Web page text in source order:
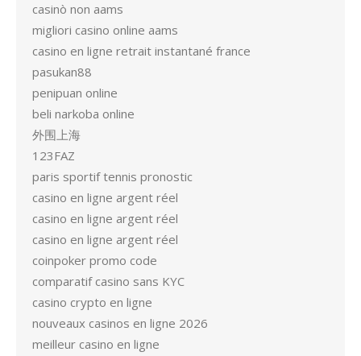
casinò non aams
migliori casino online aams
casino en ligne retrait instantané france
pasukan88
penipuan online
beli narkoba online
外围上海
123FAZ
paris sportif tennis pronostic
casino en ligne argent réel
casino en ligne argent réel
casino en ligne argent réel
coinpoker promo code
comparatif casino sans KYC
casino crypto en ligne
nouveaux casinos en ligne 2026
meilleur casino en ligne